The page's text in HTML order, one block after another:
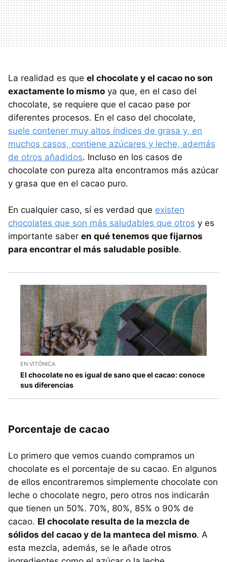
La realidad es que el chocolate y el cacao no son
exactamente lo mismo ya que, en el caso del
chocolate, se requiere que el cacao pase por
diferentes procesos. En el caso del chocolate,
suele contener muy altos índices de grasa y, en
muchos casos, contiene azúcares y leche, además
de otros añadidos. Incluso en los casos de
chocolate con pureza alta encontramos más azúcar
y grasa que en el cacao puro.
En cualquier caso, sí es verdad que existen
chocolates que son más saludables que otros y es
importante saber en qué tenemos que fijarnos
para encontrar el más saludable posible.
EN VITÓNICA
El chocolate no es igual de sano que el cacao: conoce
sus diferencias
Porcentaje de cacao
Lo primero que vemos cuando compramos un
chocolate es el porcentaje de su cacao. En algunos
de ellos encontraremos simplemente chocolate con
leche o chocolate negro, pero otros nos indicarán
que tienen un 50%. 70%, 80%, 85% o 90% de
cacao. El chocolate resulta de la mezcla de
sólidos del cacao y de la manteca del mismo. A
esta mezcla, además, se le añade otros